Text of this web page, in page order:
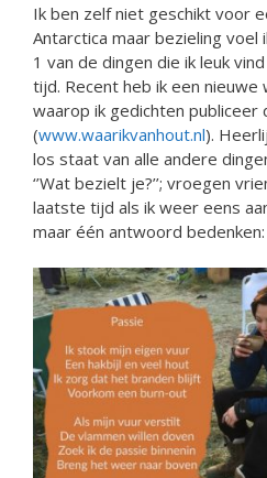
Ik ben zelf niet geschikt voor
Antarctica maar bezieling voel
1 van de dingen die ik leuk
tijd. Recent heb ik een
waarop ik gedichten publiceer
(www.waarikvanhout.nl).
los staat van alle andere
‘’Wat bezielt je?’’; vroegen
laatste tijd als ik weer eens
maar één antwoord bedenken: